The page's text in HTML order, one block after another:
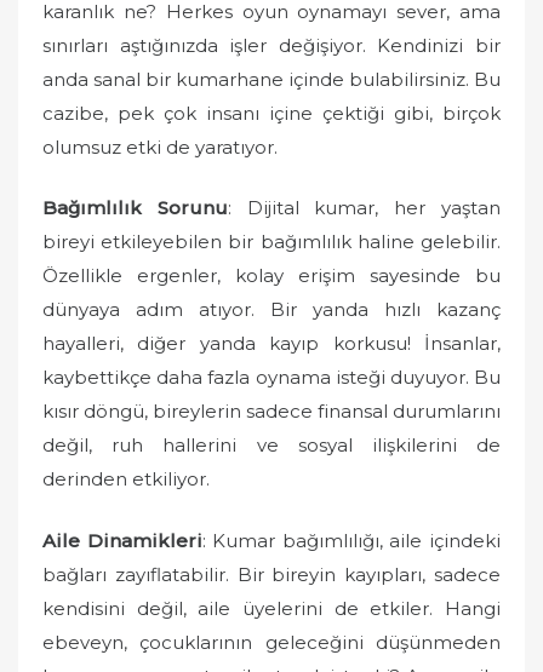
karanlık ne? Herkes oyun oynamayı sever, ama
sınırları aştığınızda işler değişiyor. Kendinizi bir
anda sanal bir kumarhane içinde bulabilirsiniz. Bu
cazibe, pek çok insanı içine çektiği gibi, birçok
olumsuz etki de yaratıyor.
Bağımlılık Sorunu: Dijital kumar, her yaştan
bireyi etkileyebilen bir bağımlılık haline gelebilir.
Özellikle ergenler, kolay erişim sayesinde bu
dünyaya adım atıyor. Bir yanda hızlı kazanç
hayalleri, diğer yanda kayıp korkusu! İnsanlar,
kaybettikçe daha fazla oynama isteği duyuyor. Bu
kısır döngü, bireylerin sadece finansal durumlarını
değil, ruh hallerini ve sosyal ilişkilerini de
derinden etkiliyor.
Aile Dinamikleri: Kumar bağımlılığı, aile içindeki
bağları zayıflatabilir. Bir bireyin kayıpları, sadece
kendisini değil, aile üyelerini de etkiler. Hangi
ebeveyn, çocuklarının geleceğini düşünmeden